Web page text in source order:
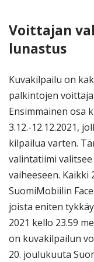
Voittajan
lunastus
Kuvakilpailu on
palkintojen
Ensimmäinen osa
3.12.-12.12.2021,
kilpailua varten.
valintatiimi
vaiheeseen.
SuomiMobiilin
joista eniten
2021 kello 23.59
on kuvakilpailun
20. joulukuuta